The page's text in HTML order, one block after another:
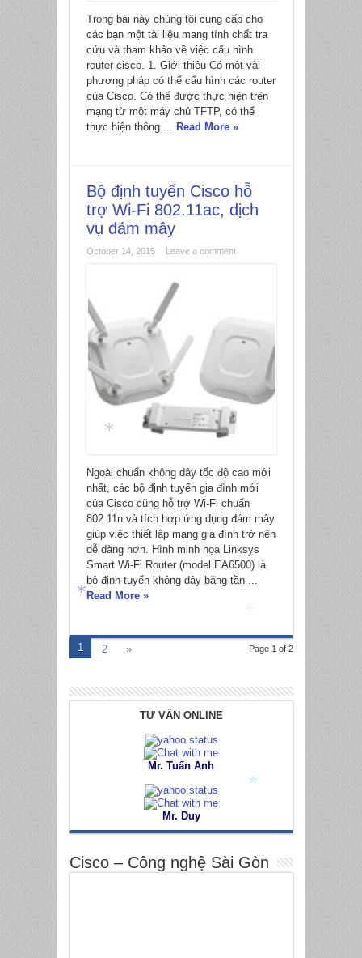
Trong bài này chúng tôi cung cấp cho
các bạn một tài liệu mang tính chất tra
cứu và tham khảo về việc cấu hình
router cisco. 1. Giới thiệu Có một vài
phương pháp có thể cấu hình các router
của Cisco. Có thể được thực hiện trên
mạng từ một máy chủ TFTP, có thể
thực hiện thông ... Read More »
Bộ định tuyến Cisco hỗ
trợ Wi-Fi 802.11ac, dịch
vụ đám mây
October 14, 2015 Leave a comment
Ngoài chuẩn không dây tốc độ cao mới
nhất, các bộ định tuyến gia đình mới
của Cisco cũng hỗ trợ Wi-Fi chuẩn
802.11n và tích hợp ứng dụng đám mây
giúp việc thiết lập mạng gia đình trở nên
dễ dàng hơn. Hình minh họa Linksys
Smart Wi-Fi Router (model EA6500) là
bộ định tuyến không dây băng tần ...
Read More »
Page 1 of 2
1 2 »
TƯ VẤN ONLINE
Mr. Tuấn Anh
Mr. Duy
Cisco – Công nghệ Sài Gòn
*
*
*
*